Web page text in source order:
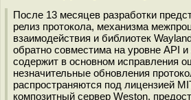
После 13 месяцев разработки
релиз протокола, механизма
взаимодействия и библиотек
обратно совместима на уровне API
содержит в основном исправления
незначительные обновления
распространяются под лицензией
композитный сервер Weston,